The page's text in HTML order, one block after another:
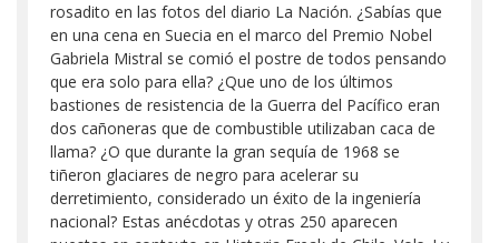
rosadito en las fotos del diario La Nación. ¿Sabías que
en una cena en Suecia en el marco del Premio Nobel
Gabriela Mistral se comió el postre de todos pensando
que era solo para ella? ¿Que uno de los últimos
bastiones de resistencia de la Guerra del Pacífico eran
dos cañoneras que de combustible utilizaban caca de
llama? ¿O que durante la gran sequía de 1968 se
tiñeron glaciares de negro para acelerar su
derretimiento, considerado un éxito de la ingeniería
nacional? Estas anécdotas y otras 250 aparecen